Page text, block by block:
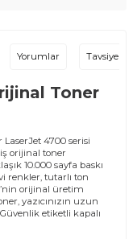
Yorumlar Tavsiye Et
Toner
LaserJet 4700 serisi
orijinal toner
10.000 sayfa baskı
renkler, tutarlı ton
orijinal üretim
yazıcınızın uzun
etiketli kapalı